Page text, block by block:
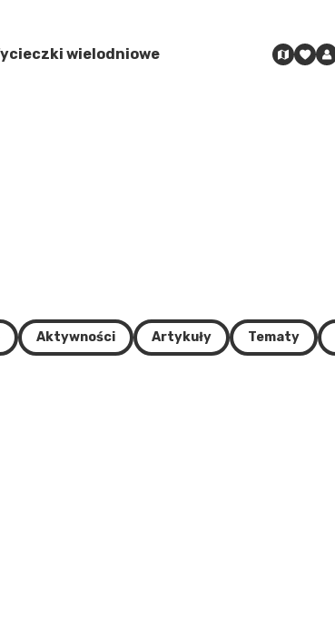
wielodniowe
Aktywności Artykuły Tematy